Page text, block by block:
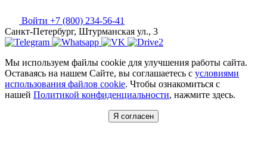
Войти +7 (800) 234-56-41
Санкт-Петербург, Штурманская ул., 3
Мы используем файлы cookie для улучшения работы сайта.
Оставаясь на нашем Сайте, вы соглашаетесь с условиями
использования файлов cookie. Чтобы ознакомиться с
нашей Политикой конфиденциальности, нажмите здесь.
Я согласен